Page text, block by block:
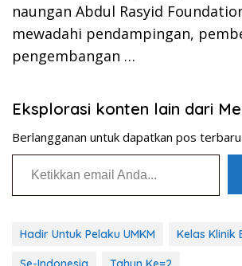
naungan Abdul Rasyid
mewadahi pendampingan,
pengembangan …
Eksplorasi konten lain dari
Berlangganan untuk dapatkan pos
Ketikkan email Anda...
Hadir Untuk Pelaku UMKM Kelas Klinik